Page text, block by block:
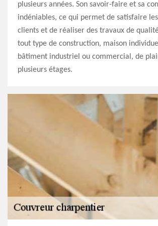
plusieurs années. Son savoir-faire et sa
indéniables, ce qui permet de satisfaire
clients et de réaliser des travaux de
tout type de construction, maison
bâtiment industriel ou commercial, de
plusieurs étages.